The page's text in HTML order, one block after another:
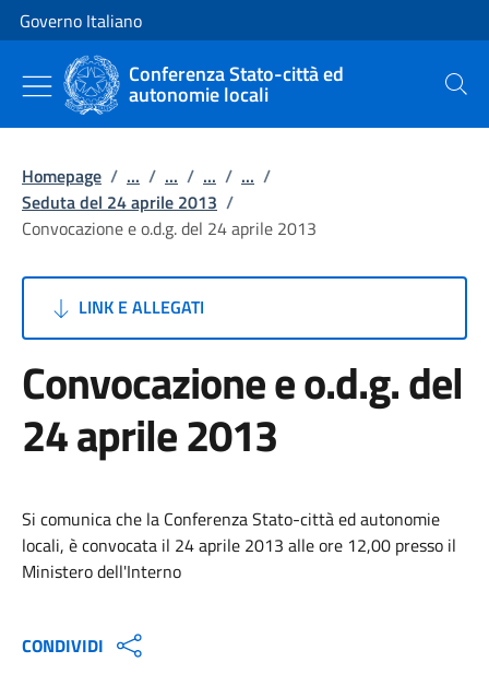
Vai al contenuto
Vai alla navigazione del sito
Governo Italiano
Conferenza Stato-città ed
autonomie locali Cerca
Homepage / ... / ... / ... / ... /
Seduta del 24 aprile 2013 /
Convocazione e o.d.g. del 24 aprile 2013
LINK E ALLEGATI
Convocazione e o.d.g. del
24 aprile 2013
Si comunica che la Conferenza Stato-città ed autonomie
locali, è convocata il 24 aprile 2013 alle ore 12,00 presso il
Ministero dell'Interno
CONDIVIDI